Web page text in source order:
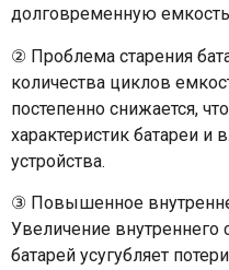
долговременную емкость
② Проблема старения
количества циклов
постепенно снижается,
характеристик батареи и
устройства.
③ Повышенное
Увеличение
батарей усугубляет